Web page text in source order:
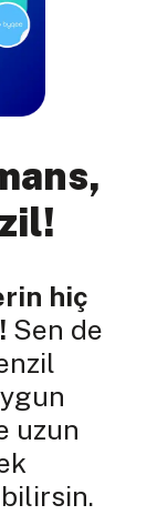
hiç
Sen de
uzun